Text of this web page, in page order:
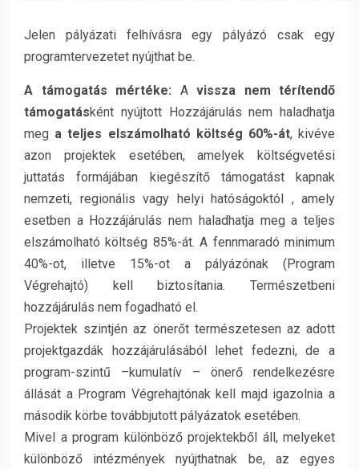
Jelen pályázati felhívásra egy pályázó csak egy
programtervezetet nyújthat be.
A támogatás mértéke: A vissza nem térítendő
támogatásként nyújtott Hozzájárulás nem haladhatja
meg a teljes elszámolható költség 60%-át, kivéve
azon projektek esetében, amelyek költségvetési
juttatás formájában kiegészítő támogatást kapnak
nemzeti, regionális vagy helyi hatóságoktól , amely
esetben a Hozzájárulás nem haladhatja meg a teljes
elszámolható költség 85%-át. A fennmaradó minimum
40%-ot, illetve 15%-ot a pályázónak (Program
Végrehajtó) kell biztosítania. Természetbeni
hozzájárulás nem fogadható el.
Projektek szintjén az önerőt természetesen az adott
projektgazdák hozzájárulásából lehet fedezni, de a
program-szintű –kumulatív – önerő rendelkezésre
állását a Program Végrehajtónak kell majd igazolnia a
második körbe továbbjutott pályázatok esetében.
Mivel a program különböző projektekből áll, melyeket
különböző intézmények nyújthatnak be, az egyes